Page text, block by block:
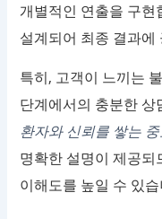
개별적인 연출을 구현
설계되어 최종 결과
특히, 고객이 느끼는
단계에서의 충분한 상
환자와 신뢰를 쌓는
명확한 설명이 제공
이해도를 높일 수 있